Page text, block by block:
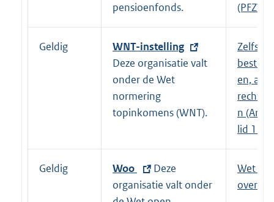
:
pensioenfonds.
e
r
n
e
k
(PFZW)
Geldig
E
x
t
e
r
e
l
n
WNT-instelling
Deze organisatie valt
onder de Wet
normering
topinkomens (WNT).
en,
n
lid 1h,
Geldig
E
x
Woo
Deze
organisatie valt onder
Wet